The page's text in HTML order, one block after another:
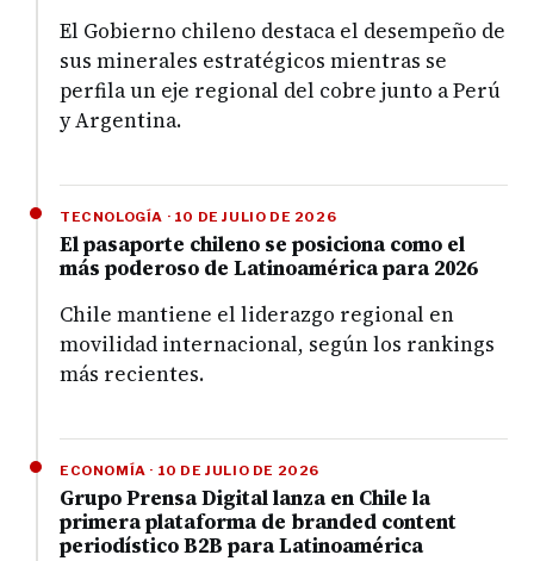
El Gobierno chileno destaca el desempeño de
sus minerales estratégicos mientras se
perfila un eje regional del cobre junto a Perú
y Argentina.
TECNOLOGÍA · 10 DE JULIO DE 2026
El pasaporte chileno se posiciona como el
más poderoso de Latinoamérica para 2026
Chile mantiene el liderazgo regional en
movilidad internacional, según los rankings
más recientes.
ECONOMÍA · 10 DE JULIO DE 2026
Grupo Prensa Digital lanza en Chile la
primera plataforma de branded content
periodístico B2B para Latinoamérica